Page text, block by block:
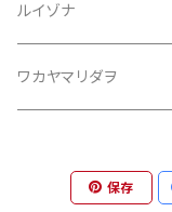
ルイゾナ
ワカヤマリダヲ
保存